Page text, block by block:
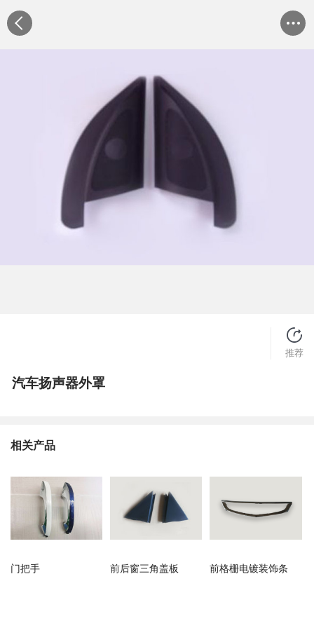
推荐
汽车扬声器外罩
相关产品
门把手 前后窗三角盖板 前格栅电镀装饰条